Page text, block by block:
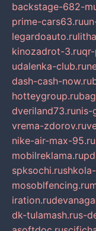
backstage-682-
prime-cars63.ru
legardoauto.ru
kinozadrot-3.ru
udalenka-club.ru
dash-cash-now.ru
hotteygroup.ru
dveriland73.runis-
vrema-zdorov.ru
nike-air-max-95.ru
mobilreklama.ru
spksochi.ru
mosoblfencing.ru
iration.ru
dk-tulamash.rus-